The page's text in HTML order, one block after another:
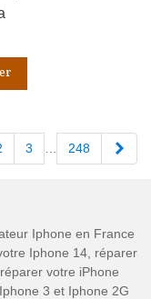
3 248
Iphone en France
Iphone 14, réparer
votre iPhone
3 et Iphone 2G